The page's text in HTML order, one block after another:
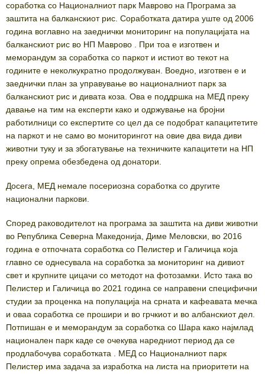
соработка со Националниот парк Маврово на Програма за
заштита на балканскиот рис. Соработката датира уште од 2006
година воглавно на заеднички мониторинг на популацијата на
балканскиот рис во НП Маврово . При тоа е изготвен и
меморандум за соработка со паркот и истиот во текот на
годините е неколкукратно продолжуван. Воедно, изготвен е и
заеднички план за управување во националниот парк за
балканскиот рис и дивата коза. Ова е поддршка на МЕД преку
давање на тим на експерти како и одржување на бројни
работилници со експертите со цел да се подобрат капацитетите
на паркот и не само во мониторингот на овие два вида диви
животни туку и за збогатување на техничките капацитети на НП
преку опрема обезбедена од донатори.
Досега, МЕД немале посериозна соработка со другите
национални паркови.
Според раководителот на програма за заштита на диви животни
во Република Северна Македонија, Диме Меловски, во 2016
година е отпочната соработка со Пелистер и Галичица која
главно се однесувала на соработка за мониторинг на дивиот
свет и крупните цицачи со методот на фотозамки. Исто така во
Пелистер и Галичица во 2021 година се направени специфични
студии за проценка на популација на срната и кафеавата мечка
и оваа соработка се прошири и во грчкиот и во албанскиот дел.
Потпишан е и меморандум за соработка со Шара како најмлад
национален парк каде се очекува наредниот период да се
продлабочува соработката . МЕД со Националниот парк
Пелистер има задача за изработка на листа на приоритети на